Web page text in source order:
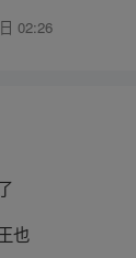
02:26
也